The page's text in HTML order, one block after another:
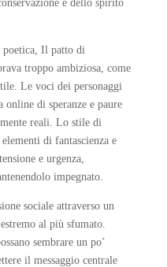
e dello spirito
poetica, Il patto di
troppo ambiziosa, come
Le voci dei personaggi
online di speranze e paure
reali. Lo stile di
di fantascienza e
e urgenza,
impegnato.
sociale attraverso un
al più sfumato.
sembrare un po’
il messaggio centrale